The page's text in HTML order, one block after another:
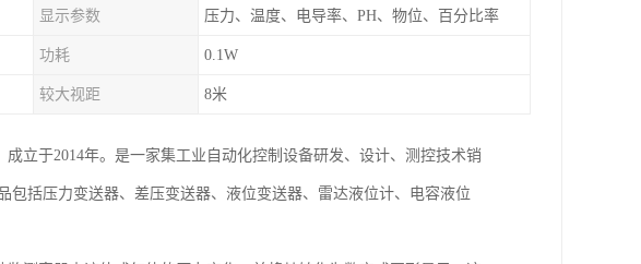
显示参数 压力、温度、电导率、PH、物位、百分比率
功耗 0.1W
较大视距 8米
立于2014年。是一家集工业自动化控制设备研发、设计、测控技术销
括压力变送器、差压变送器、液位变送器、雷达液位计、电容液位